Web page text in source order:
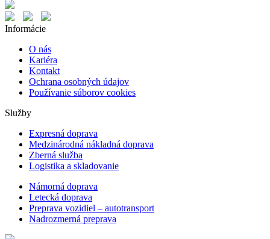
Informácie
O nás
Kariéra
Kontakt
Ochrana osobných údajov
Používanie súborov cookies
Služby
Expresná doprava
Medzinárodná nákladná doprava
Zberná služba
Logistika a skladovanie
Námorná doprava
Letecká doprava
Preprava vozidiel – autotransport
Nadrozmerná preprava